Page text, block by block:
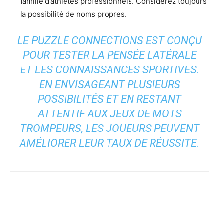
la possibilité de noms propres.
LE PUZZLE CONNECTIONS EST CONÇU
POUR TESTER LA PENSÉE LATÉRALE
ET LES CONNAISSANCES SPORTIVES.
EN ENVISAGEANT PLUSIEURS
POSSIBILITÉS ET EN RESTANT
ATTENTIF AUX JEUX DE MOTS
TROMPEURS, LES JOUEURS PEUVENT
AMÉLIORER LEUR TAUX DE RÉUSSITE.